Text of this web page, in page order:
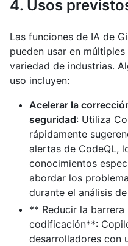
4. Usos
Las funciones de IA de
pueden usar en
variedad de industrias.
uso incluyen:
Acelerar la
seguridad: Utiliza
rápidamente
alertas de CodeQL,
conocimientos
abordar los
durante el análisis
** Reducir la
codificación**:
desarrolladores con